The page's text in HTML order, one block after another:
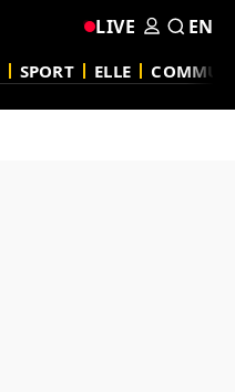
SPORT ELLE
LIVE EN